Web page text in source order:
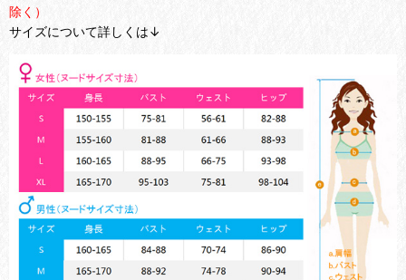
除く）
サイズについて詳しくは↓